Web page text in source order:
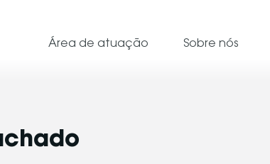
Área de atuação Sobre nós